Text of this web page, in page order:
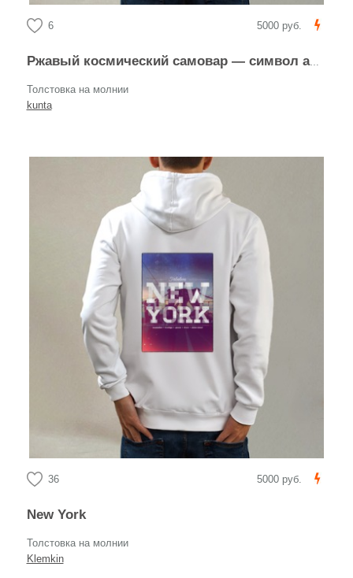
6 5000 руб.
Ржавый космический самовар — символ абсурдного оптимизма
Толстовка на молнии
kunta
36 5000 руб.
New York
Толстовка на молнии
Klemkin